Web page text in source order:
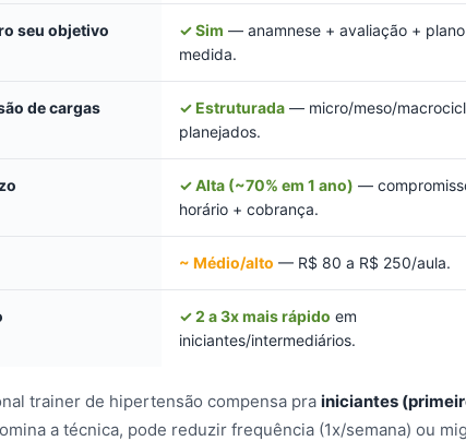
seu objetivo ✓ Sim — anamnese + avaliação +
medida.
de cargas ✓ Estruturada — micro/meso/
planejados.
✓ Alta (~70% em 1 ano) —
horário + cobrança.
~ Médio/alto — R$ 80 a R$ 250/aula.
✓ 2 a 3x mais rápido em
iniciantes/intermediários.
trainer de hipertensão compensa pra iniciantes
a técnica, pode reduzir frequência (1x/semana) ou